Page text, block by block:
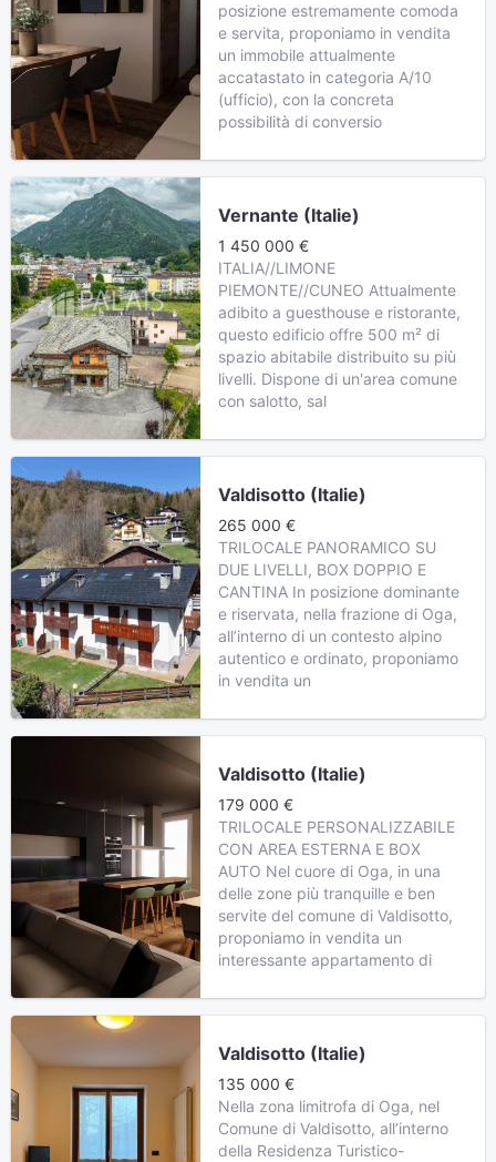
posizione estremamente comoda
e servita, proponiamo in vendita
un immobile attualmente
accatastato in categoria A/10
(ufficio), con la concreta
possibilità di conversio
Vernante (Italie)
1 450 000 €
ITALIA//LIMONE
PIEMONTE//CUNEO Attualmente
adibito a guesthouse e ristorante,
questo edificio offre 500 m² di
spazio abitabile distribuito su più
livelli. Dispone di un'area comune
con salotto, sal
Valdisotto (Italie)
265 000 €
TRILOCALE PANORAMICO SU
DUE LIVELLI, BOX DOPPIO E
CANTINA In posizione dominante
e riservata, nella frazione di Oga,
all’interno di un contesto alpino
autentico e ordinato, proponiamo
in vendita un
Valdisotto (Italie)
179 000 €
TRILOCALE PERSONALIZZABILE
CON AREA ESTERNA E BOX
AUTO Nel cuore di Oga, in una
delle zone più tranquille e ben
servite del comune di Valdisotto,
proponiamo in vendita un
interessante appartamento di
Valdisotto (Italie)
135 000 €
Nella zona limitrofa di Oga, nel
Comune di Valdisotto, all’interno
della Residenza Turistico-